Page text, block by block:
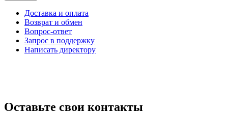
Доставка и оплата
Возврат и обмен
Вопрос-ответ
Запрос в поддержку
Написать директору
Оставьте свои контакты